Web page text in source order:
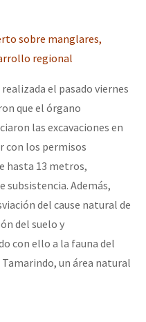
(Las poblaciones y
sobre manglares,
regional
el pasado viernes
que el órgano
las excavaciones en
con los permisos
hasta 13 metros,
subsistencia. Además,
del cause natural de
del suelo y
con ello a la fauna del
un área natural